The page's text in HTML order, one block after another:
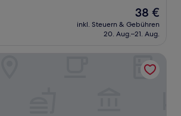
Der
Preis
beträgt
38 €
inkl. Steuern & Gebühren
20. Aug.–21. Aug.